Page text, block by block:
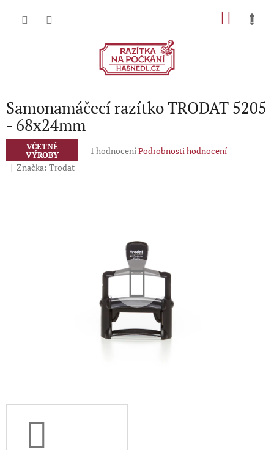
Samonamáčecí razítko TRODAT 5205
- 68x24mm
VČETNĚ
VÝROBY
Průměrné
1 hodnoceníPodrobnosti hodnocení
Značka: Trodat